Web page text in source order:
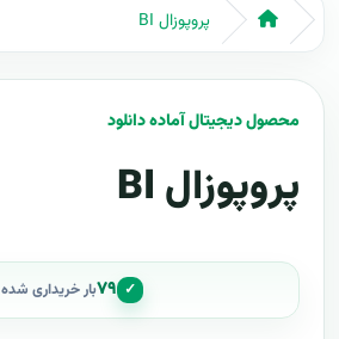
پروپوزال BI
محصول دیجیتال آماده دانلود
پروپوزال BI
✓ ۷۹بار خریداری شده